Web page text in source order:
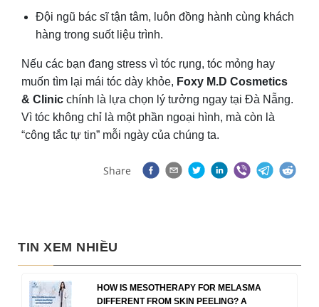
Đội ngũ bác sĩ tận tâm, luôn đồng hành cùng khách
hàng trong suốt liệu trình.
Nếu các bạn đang stress vì tóc rụng, tóc mỏng hay
muốn tìm lại mái tóc dày khỏe, Foxy M.D Cosmetics
& Clinic chính là lựa chọn lý tưởng ngay tại Đà Nẵng.
Vì tóc không chỉ là một phần ngoại hình, mà còn là
“công tắc tự tin” mỗi ngày của chúng ta.
Share
TIN XEM NHIỀU
HOW IS MESOTHERAPY FOR MELASMA
DIFFERENT FROM SKIN PEELING? A